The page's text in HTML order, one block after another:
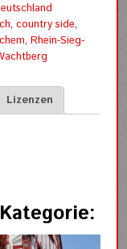
,country side,
,Rhein-Sieg-
Lizenzen